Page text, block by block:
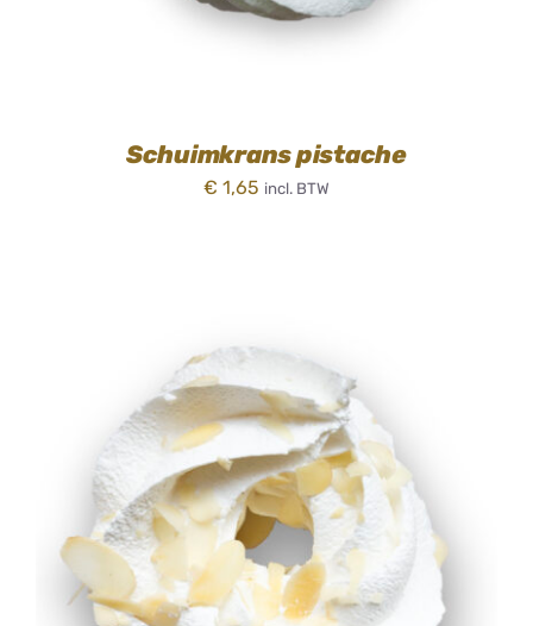
Schuimkrans pistache
€ 1,65 incl. BTW
TOEVOEGEN AAN WINKELWAGEN
DETAILS